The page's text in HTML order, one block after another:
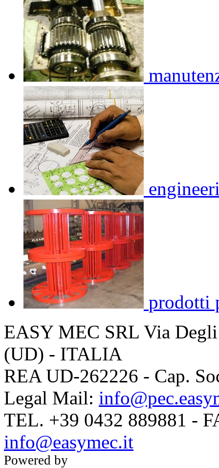
prodotti
EASY MEC SRL Via
(UD) - ITALIA
REA UD-262226 - Cap.
Legal Mail:
TEL. +39 0432 889881 -
info@easymec.it
Powered by